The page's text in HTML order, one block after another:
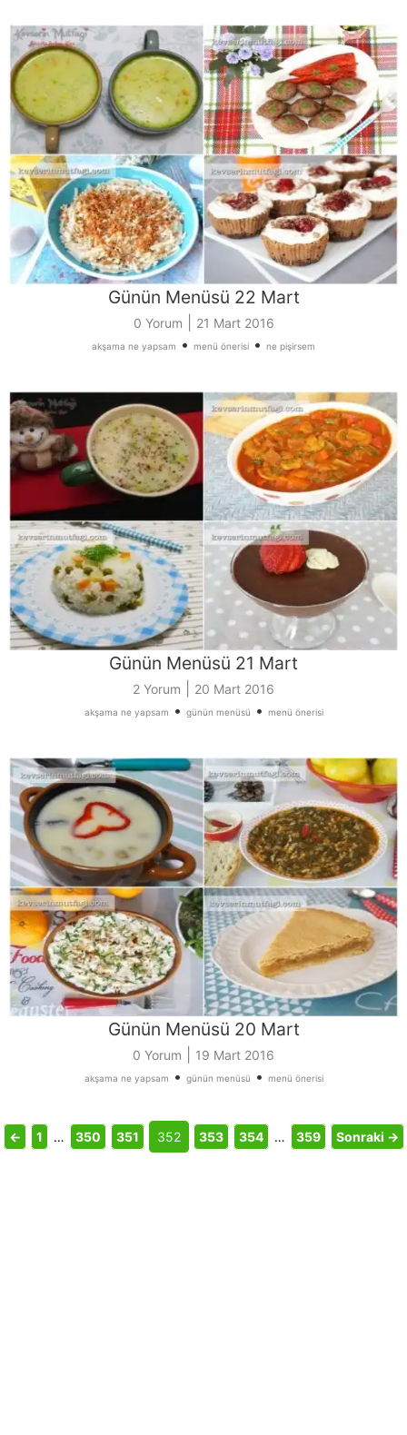
Günün Menüsü 22 Mart
0 Yorum 21 Mart 2016
akşama ne yapsam • menü önerisi • ne pişirsem
Günün Menüsü 21 Mart
2 Yorum 20 Mart 2016
akşama ne yapsam • günün menüsü • menü önerisi
Günün Menüsü 20 Mart
0 Yorum 19 Mart 2016
akşama ne yapsam • günün menüsü • menü önerisi
← 1 … 350 351 352 353 354 … 359 Sonraki →